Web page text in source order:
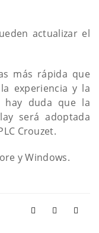
actualizar el
más rápida que
experiencia y la
hay duda que la
será adoptada
Crouzet.
y Windows.